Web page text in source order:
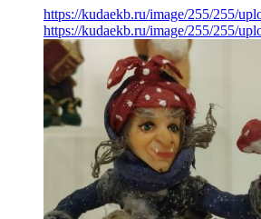
https://kudaekb.ru/image/255/255/
https://kudaekb.ru/image/255/255/